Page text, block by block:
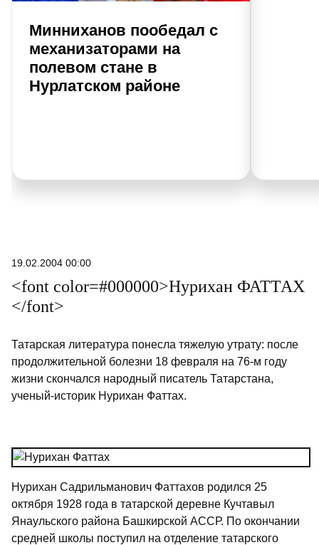
Минниханов пообедал с
механизаторами на
полевом стане в
Нурлатском районе
19.02.2004 00:00
<font color=#000000>Нурихан ФАТТАХ
</font>
Татарская литература понесла тяжелую утрату: после
продолжительной болезни 18 февраля на 76-м году
жизни скончался народный писатель Татарстана,
ученый-историк Нурихан Фаттах.
Нурихан Садрильманович Фаттахов родился 25
октября 1928 года в татарской деревне Кучтавыл
Янаульского района Башкирской АССР. По окончании
средней школы поступил на отделение татарского